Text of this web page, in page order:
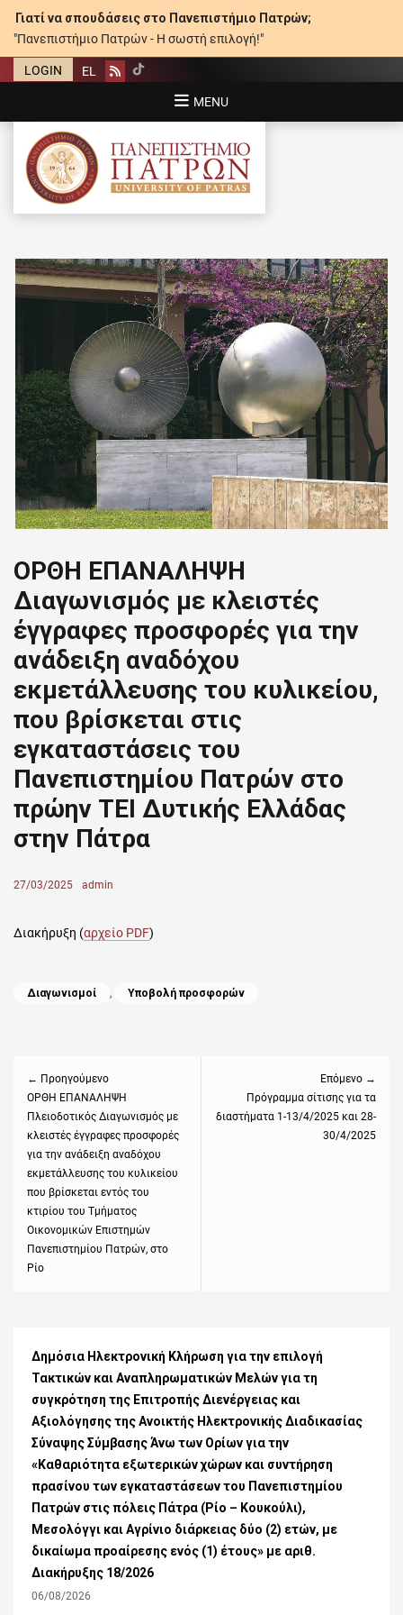
Γιατί να σπουδάσεις στο Πανεπιστήμιο Πατρών;
"Πανεπιστήμιο Πατρών - Η σωστή επιλογή!"
LOGIN EL Rss
MENU
ΠΑΝΕΠΙΣΤΉΜΙΟ ΠΑΤΡΏΝ
ΟΡΘΗ ΕΠΑΝΑΛΗΨΗ
Διαγωνισμός με κλειστές
έγγραφες προσφορές για την
ανάδειξη αναδόχου
εκμετάλλευσης του κυλικείου,
που βρίσκεται στις
εγκαταστάσεις του
Πανεπιστημίου Πατρών στο
πρώην ΤΕΙ Δυτικής Ελλάδας
στην Πάτρα
Posted
27/03/2025 Author
admin
Διακήρυξη (αρχείο PDF)
Categories
Διαγωνισμοί , Υποβολή προσφορών
← Προηγούμενο
Previous
post:
ΟΡΘΗ ΕΠΑΝΑΛΗΨΗ
Πλειοδοτικός Διαγωνισμός με
κλειστές έγγραφες προσφορές
για την ανάδειξη αναδόχου
εκμετάλλευσης του κυλικείου
που βρίσκεται εντός του
κτιρίου του Τμήματος
Οικονομικών Επιστημών
Πανεπιστημίου Πατρών, στο
Ρίο
Επόμενο →
post:
Πρόγραμμα σίτισης για τα
διαστήματα 1-13/4/2025 και 28-
30/4/2025
Δημόσια Ηλεκτρονική Κλήρωση για την επιλογή
Τακτικών και Αναπληρωματικών Μελών για τη
συγκρότηση της Επιτροπής Διενέργειας και
Αξιολόγησης της Ανοικτής Ηλεκτρονικής Διαδικασίας
Σύναψης Σύμβασης Άνω των Ορίων για την
«Καθαριότητα εξωτερικών χώρων και συντήρηση
πρασίνου των εγκαταστάσεων του Πανεπιστημίου
Πατρών στις πόλεις Πάτρα (Ρίο – Κουκούλι),
Μεσολόγγι και Αγρίνιο διάρκειας δύο (2) ετών, με
δικαίωμα προαίρεσης ενός (1) έτους» με αριθ.
Διακήρυξης 18/2026
06/08/2026